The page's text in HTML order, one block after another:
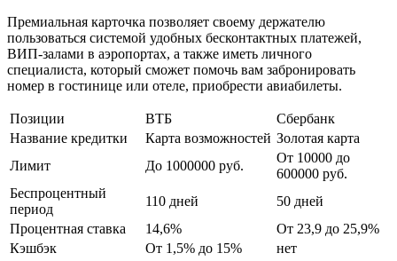
Премиальная карточка позволяет своему держателю
пользоваться системой удобных бесконтактных платежей,
ВИП-залами в аэропортах, а также иметь личного
специалиста, который сможет помочь вам забронировать
номер в гостинице или отеле, приобрести авиабилеты.
Позиции ВТБ
Сбербанк
Название кредитки
Карта возможностей Золотая карта
Лимит
До 1000000 руб.
От 10000 до
600000 руб.
Беспроцентный
период
110 дней
50 дней
Процентная ставка
14,6%
От 23,9 до 25,9%
Кэшбэк
От 1,5% до 15%
нет